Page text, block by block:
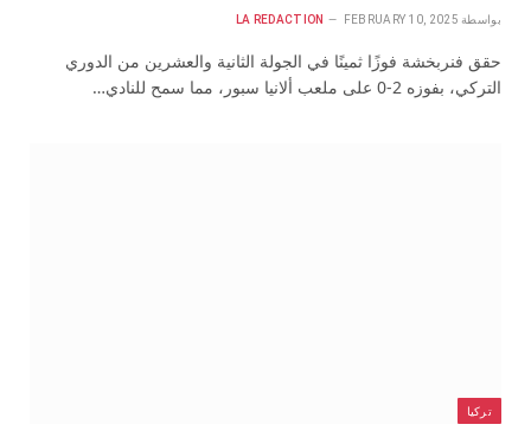
بواسطة LA REDACTION FEBRUARY 10, 2025
حقق فنربخشة فوزًا ثمينًا في الجولة الثانية والعشرين من الدوري
التركي، بفوزه 2-0 على ملعب ألانيا سبور، مما سمح للنادي…
تركيا